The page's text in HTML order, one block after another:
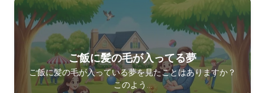
ご飯に髪の毛が入ってる夢
ご飯に髪の毛が入っている夢を見たことはありますか？
このよう…